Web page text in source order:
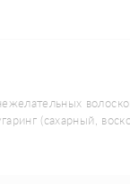
(сахарный,